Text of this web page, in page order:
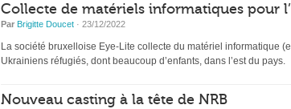
Collecte de matériels informatiques pour
Par Brigitte Doucet · 23/12/2022
La société bruxelloise Eye-Lite collecte du matériel informatique
Ukrainiens réfugiés, dont beaucoup d’enfants, dans l’est du pays.
Nouveau casting à la tête de NRB